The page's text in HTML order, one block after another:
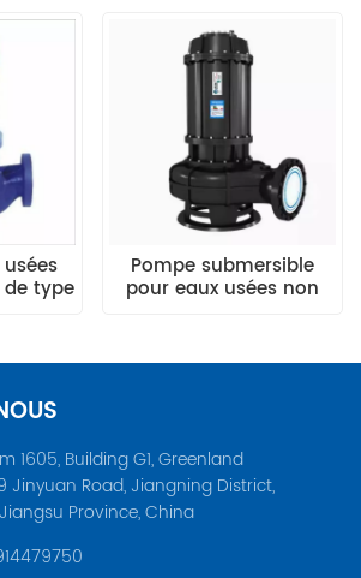
type
Pompe submersible
pour eaux usées non
1605, Building G1, Greenland
Jinyuan Road, Jiangning District,
Province, China